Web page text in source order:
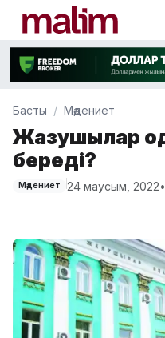
Басты Мәдениет
Жазушылар
береді?
Мәдениет 24 маусым, 2022•